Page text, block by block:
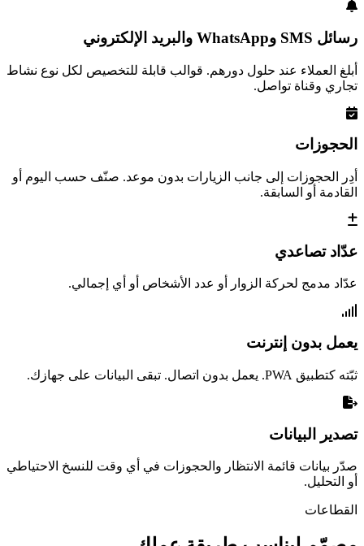
رسائل SMS وWhatsApp والبريد الإلكتروني
أبلغ العملاء عند حلول دورهم. قوالب قابلة للتخصيص لكل نوع نشاط
تجاري وقناة تواصل.
الحجوزات
أدِر الحجوزات إلى جانب الزيارات بدون موعد. صنّف حسب اليوم أو
القادمة أو السابقة.
عدّاد تصاعدي
عدّاد مدمج لحركة الزوار أو عدد الأشخاص أو أي إجمالي.
يعمل بدون إنترنت
ثبّته كتطبيق PWA. يعمل بدون اتصال. تبقى البيانات على جهازك.
تصدير البيانات
صدّر بيانات قائمة الانتظار والحجوزات في أي وقت للنسخ الاحتياطي
أو التحليل.
القطاعات